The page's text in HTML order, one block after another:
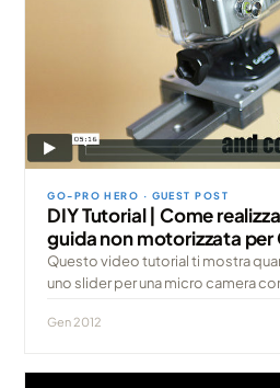
GO-PRO HERO · GUEST POST
DIY Tutorial | Come
guida non motorizzata per
Questo video tutorial ti mostra
uno slider per una micro camera
Gen 2012